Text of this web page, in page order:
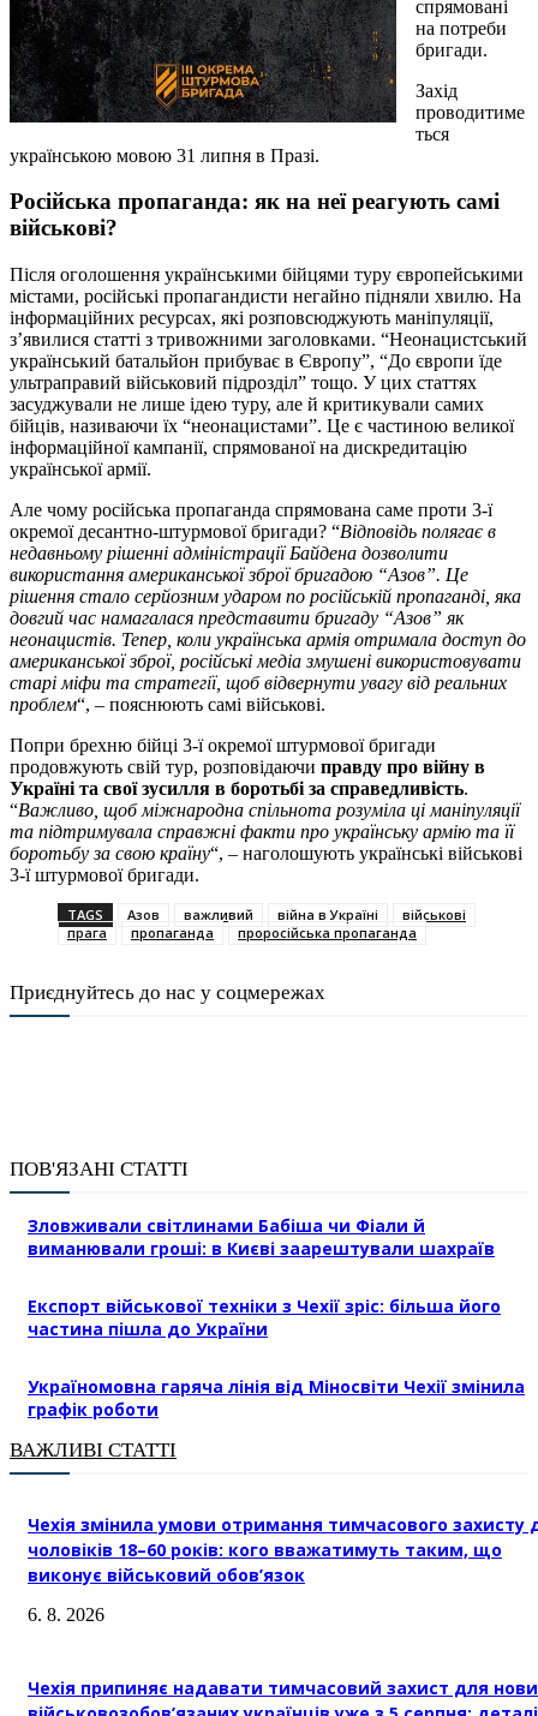
спрямовані
на потреби
бригади.
Захід
проводитиме
ться
українською мовою 31 липня в Празі.
Російська пропаганда: як на неї реагують самі
військові?
Після оголошення українськими бійцями туру європейськими
містами, російські пропагандисти негайно підняли хвилю. На
інформаційних ресурсах, які розповсюджують маніпуляції,
з’явилися статті з тривожними заголовками. “Неонацистський
український батальйон прибуває в Європу”, “До європи їде
ультраправий військовий підрозділ” тощо. У цих статтях
засуджували не лише ідею туру, але й критикували самих
бійців, називаючи їх “неонацистами”. Це є частиною великої
інформаційної кампанії, спрямованої на дискредитацію
української армії.
Але чому російська пропаганда спрямована саме проти 3-ї
окремої десантно-штурмової бригади? “Відповідь полягає в
недавньому рішенні адміністрації Байдена дозволити
використання американської зброї бригадою “Азов”. Це
рішення стало серйозним ударом по російській пропаганді, яка
довгий час намагалася представити бригаду “Азов” як
неонацистів. Тепер, коли українська армія отримала доступ до
американської зброї, російські медіа змушені використовувати
старі міфи та стратегії, щоб відвернути увагу від реальних
проблем“, – пояснюють самі військові.
Попри брехню бійці 3-ї окремої штурмової бригади
продовжують свій тур, розповідаючи правду про війну в
Україні та свої зусилля в боротьбі за справедливість.
“Важливо, щоб міжнародна спільнота розуміла ці маніпуляції
та підтримувала справжні факти про українську армію та її
боротьбу за свою країну“, – наголошують українські військові
3-ї штурмової бригади.
TAGS Азов важливий війна в Україні
військові
прага
пропаганда проросійська пропаганда
Приєднуйтесь до нас у соцмережах
ПОВ'ЯЗАНІ СТАТТІ
Зловживали світлинами Бабіша чи Фіали й
виманювали гроші: в Києві заарештували шахраїв
Експорт військової техніки з Чехії зріс: більша його
частина пішла до України
Україномовна гаряча лінія від Міносвіти Чехії змінила
графік роботи
ВАЖЛИВІ СТАТТІ
Чехія змінила умови отримання тимчасового захисту
чоловіків 18–60 років: кого вважатимуть таким, що
виконує військовий обов’язок
6. 8. 2026
Чехія припиняє надавати тимчасовий захист для